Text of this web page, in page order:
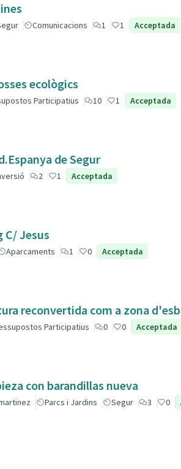
Comunicacions 1 1 Acceptada
ecològics
Participatius 10 1 Acceptada
de Segur
2 1 Acceptada
Jesus
Aparcaments 1 0 Acceptada
reconvertida com a zona
Participatius 0 0 Acceptada
con barandillas nueva
Parcs i Jardins Segur 3 0